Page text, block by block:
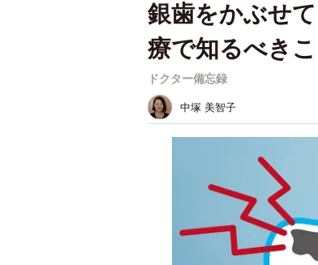
銀歯をかぶせ
療で知るべき
ドクター備忘録
中塚 美智子